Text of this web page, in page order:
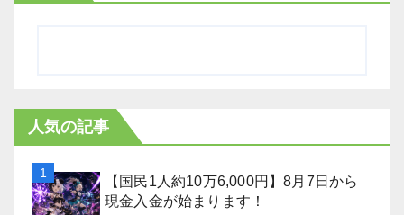
人気の記事
【国民1人約10万6,000円】8月7日から
現金入金が始まります！